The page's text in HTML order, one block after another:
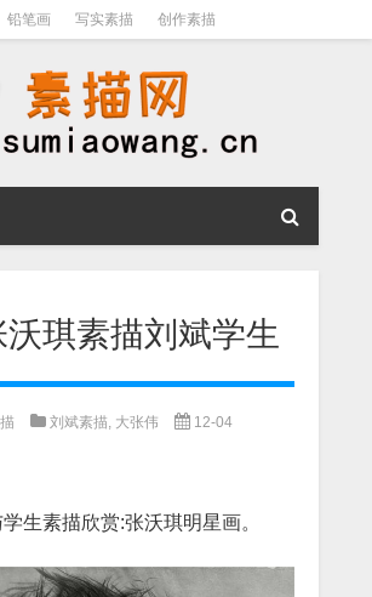
铅笔画 写实素描 创作素描
琪素描刘斌学生
刘斌素描, 大张伟 12-04
生素描欣赏:张沃琪明星画。